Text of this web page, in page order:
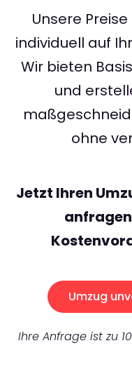
Unsere
individuell auf
Wir bieten
und
ohne
Jetzt Ihren
Umzug
Ihre Anfrage ist zu